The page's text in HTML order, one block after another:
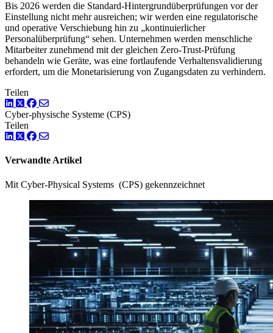
Bis 2026 werden die Standard-Hintergrundüberprüfungen vor der
Einstellung nicht mehr ausreichen; wir werden eine regulatorische
und operative Verschiebung hin zu „kontinuierlicher
Personalüberprüfung“ sehen. Unternehmen werden menschliche
Mitarbeiter zunehmend mit der gleichen Zero-Trust-Prüfung
behandeln wie Geräte, was eine fortlaufende Verhaltensvalidierung
erfordert, um die Monetarisierung von Zugangsdaten zu verhindern.
Teilen
LinkedIn
TwitterFacebook
Cyber-physische Systeme (CPS)
Teilen
LinkedIn
TwitterFacebook
Verwandte Artikel
Mit Cyber-Physical Systems (CPS) gekennzeichnet